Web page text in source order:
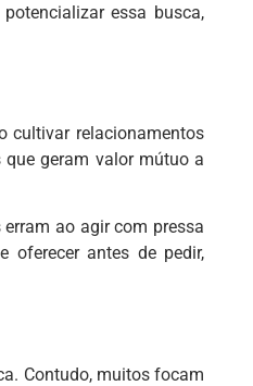
essa busca,
cultivar relacionamentos
geram valor mútuo a
ao agir com pressa
oferecer antes de pedir,
Contudo, muitos focam